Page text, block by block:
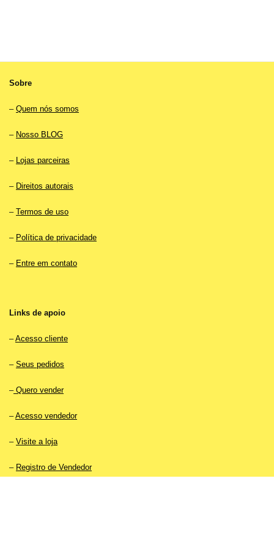
Sobre
– Quem nós somos
– Nosso BLOG
– Lojas parceiras
– Direitos autorais
– Termos de uso
– Política de privacidade
– Entre em contato
Links de apoio
–Acesso cliente
– Seus pedidos
–Quero vender
–Acesso vendedor
– Visite a loja
– Registro de Vendedor